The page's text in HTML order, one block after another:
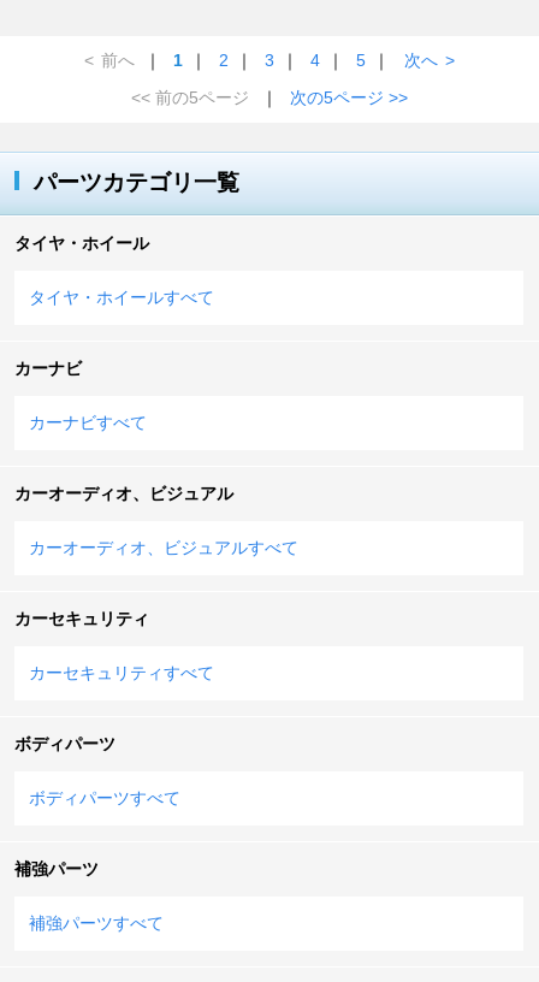
< 前へ ｜ 1 ｜ 2 ｜ 3 ｜ 4 ｜ 5 ｜ 次へ >
<< 前の5ページ
｜ 次の5ページ >>
パーツカテゴリ一覧
タイヤ・ホイール
タイヤ・ホイールすべて
カーナビ
カーナビすべて
カーオーディオ、ビジュアル
カーオーディオ、ビジュアルすべて
カーセキュリティ
カーセキュリティすべて
ボディパーツ
ボディパーツすべて
補強パーツ
補強パーツすべて